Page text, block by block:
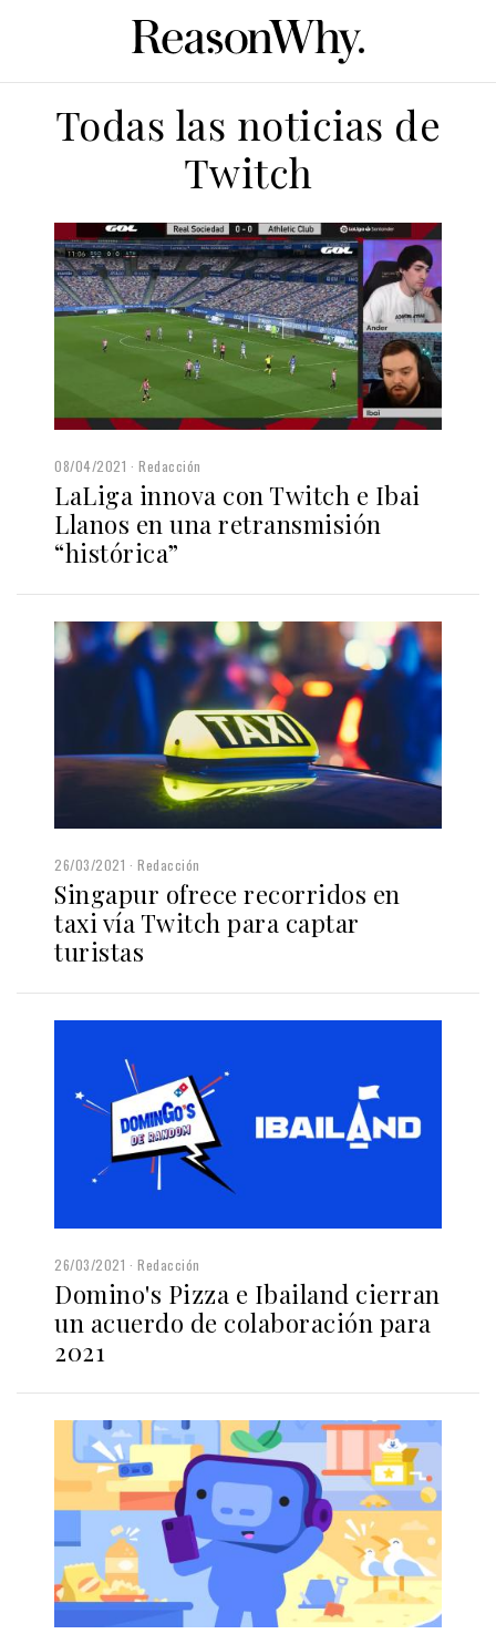
Todas las noticias de
Twitch
08/04/2021 Redacción
LaLiga innova con Twitch e Ibai
Llanos en una retransmisión
“histórica”
26/03/2021 Redacción
Singapur ofrece recorridos en
taxi vía Twitch para captar
turistas
26/03/2021 Redacción
Domino's Pizza e Ibailand cierran
un acuerdo de colaboración para
2021